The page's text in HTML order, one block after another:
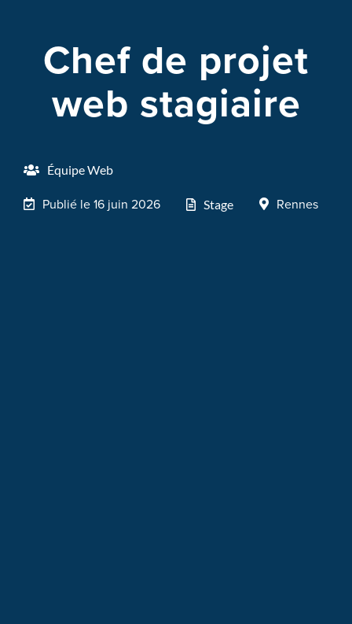
Chef de projet
web stagiaire
Équipe Web
Publié le 16 juin 2026 Stage Rennes